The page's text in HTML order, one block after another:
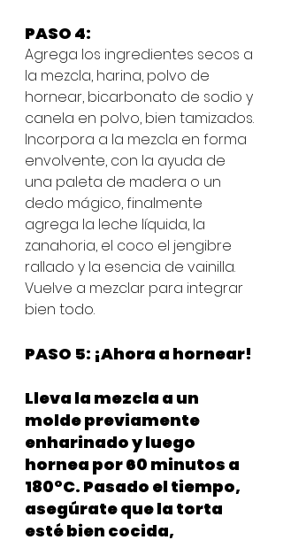
PASO 4:
Agrega los ingredientes secos a
la mezcla, harina, polvo de
hornear, bicarbonato de sodio y
canela en polvo, bien tamizados.
Incorpora a la mezcla en forma
envolvente, con la ayuda de
una paleta de madera o un
dedo mágico, finalmente
agrega la leche líquida, la
zanahoria, el coco el jengibre
rallado y la esencia de vainilla.
Vuelve a mezclar para integrar
bien todo.
PASO 5: ¡Ahora a hornear!
Lleva la mezcla a un
molde previamente
enharinado y luego
hornea por 60 minutos a
180ºC. Pasado el tiempo,
asegúrate que la torta
esté bien cocida,